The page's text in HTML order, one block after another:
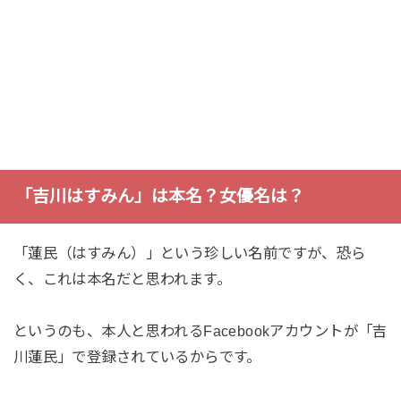
「吉川はすみん」は本名？女優名は？
「蓮民（はすみん）」という珍しい名前ですが、恐ら
く、これは本名だと思われます。
というのも、本人と思われるFacebookアカウントが「吉
川蓮民」で登録されているからです。